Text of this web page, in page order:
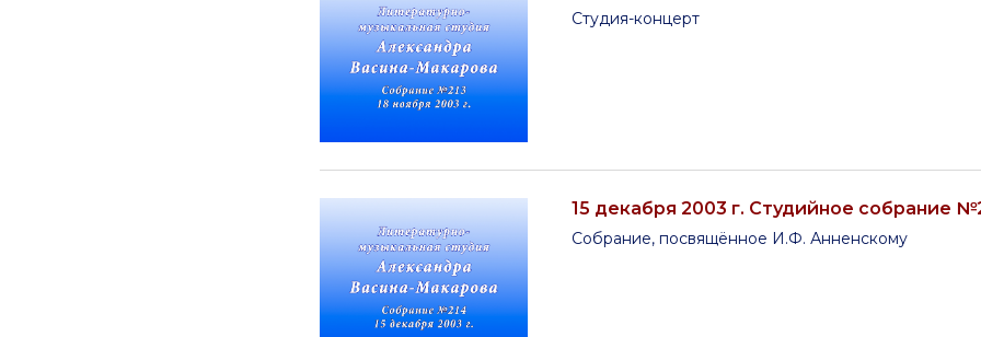
Студия-концерт
15 декабря 2003 г. Студийное собрание
Собрание, посвящённое И.Ф. Анненскому